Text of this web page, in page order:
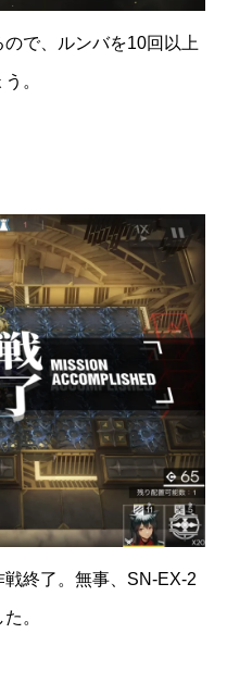
で、ルンバを10回以上
。
終了。無事、SN-EX-2
。